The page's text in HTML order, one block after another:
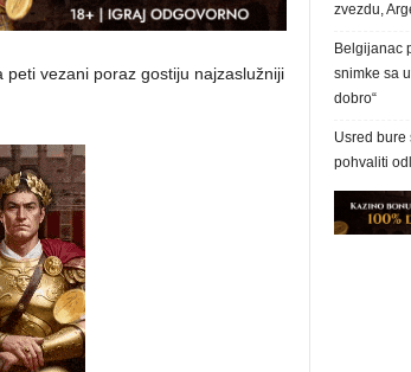
vezani poraz gostiju najzaslužniji
zvezdu,
Belgijanac
snimke sa
dobro“
Usred bure
pohvaliti